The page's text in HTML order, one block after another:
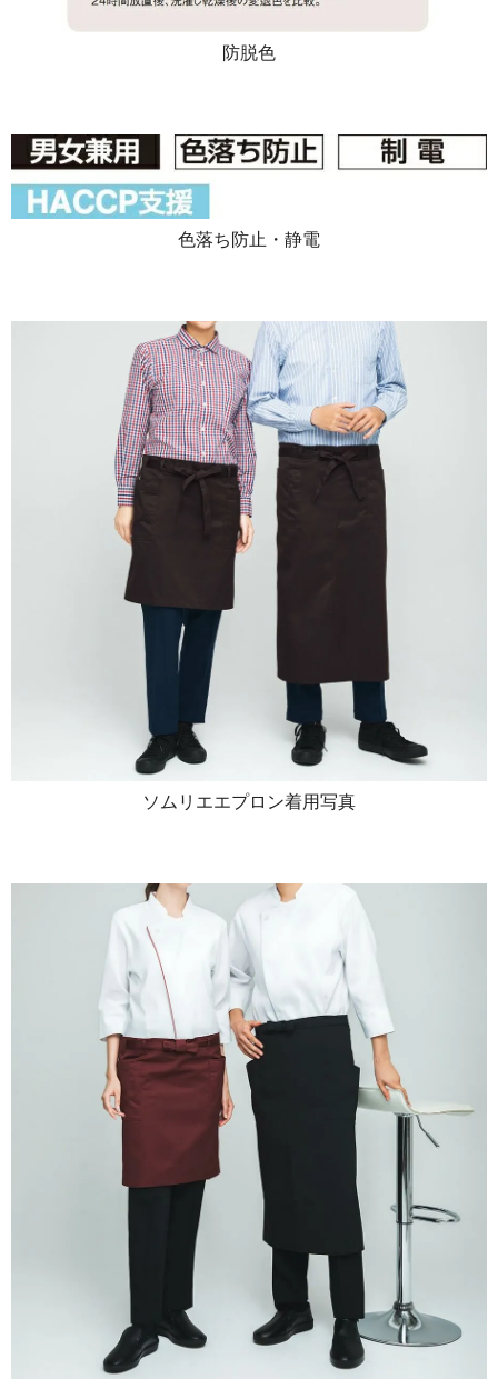
防脱色
色落ち防止・静電
ソムリエエプロン着用写真